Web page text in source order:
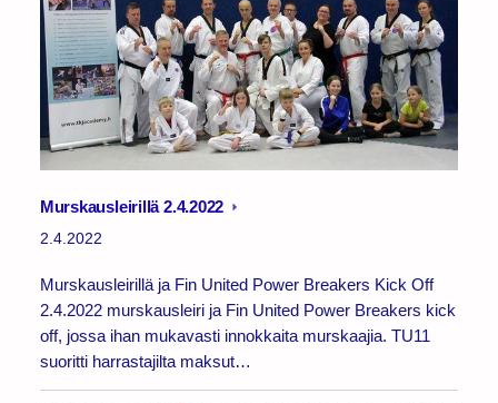
Murskausleirillä 2.4.2022
2.4.2022
Murskausleirillä ja Fin United Power Breakers Kick Off
2.4.2022 murskausleiri ja Fin United Power Breakers kick
off, jossa ihan mukavasti innokkaita murskaajia. TU11
suoritti harrastajilta maksut…